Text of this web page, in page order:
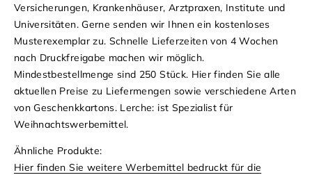
Versicherungen, Krankenhäuser, Arztpraxen, Institute und
Universitäten. Gerne senden wir Ihnen ein kostenloses
Musterexemplar zu. Schnelle Lieferzeiten von 4 Wochen
nach Druckfreigabe machen wir möglich.
Mindestbestellmenge sind 250 Stück. Hier finden Sie alle
aktuellen Preise zu Liefermengen sowie verschiedene Arten
von Geschenkkartons. Lerche: ist Spezialist für
Weihnachtswerbemittel.
Ähnliche Produkte:
Hier finden Sie weitere Werbemittel bedruckt für die